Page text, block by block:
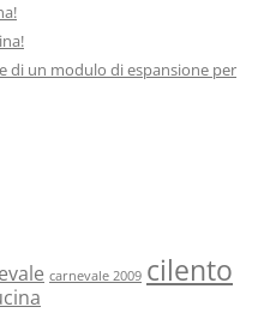
di un modulo di espansione per
carnevale 2009 cilento